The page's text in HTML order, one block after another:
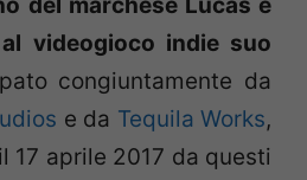
del marchese Lucas e
videogioco indie suo
congiuntamente da
e da Tequila Works,
17 aprile 2017 da questi